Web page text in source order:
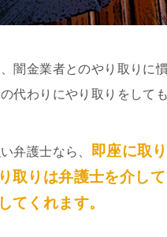
闇金業者とのやり取りに
代わりにやり取りをして
弁護士なら、 即座に取
取りは弁護士を介し
てくれます。